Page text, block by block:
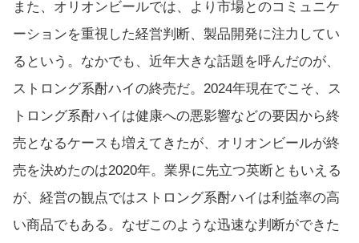
また、オリオンビールでは、より市場とのコミュニケ
ーションを重視した経営判断、製品開発に注力してい
るという。なかでも、近年大きな話題を呼んだのが、
ストロング系酎ハイの終売だ。2024年現在でこそ、ス
トロング系酎ハイは健康への悪影響などの要因から終
売となるケースも増えてきたが、オリオンビールが終
売を決めたのは2020年。業界に先立つ英断ともいえる
が、経営の観点ではストロング系酎ハイは利益率の高
い商品でもある。なぜこのような迅速な判断ができた